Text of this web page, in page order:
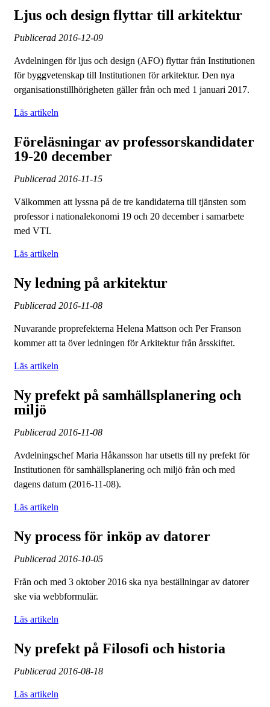
Ljus och design flyttar till arkitektur
Publicerad 2016-12-09
Avdelningen för ljus och design (AFO) flyttar från Institutionen
för byggvetenskap till Institutionen för arkitektur. Den nya
organisationstillhörigheten gäller från och med 1 januari 2017.
Läs artikeln
Föreläsningar av professorskandidater
19-20 december
Publicerad 2016-11-15
Välkommen att lyssna på de tre kandidaterna till tjänsten som
professor i nationalekonomi 19 och 20 december i samarbete
med VTI.
Läs artikeln
Ny ledning på arkitektur
Publicerad 2016-11-08
Nuvarande proprefekterna Helena Mattson och Per Franson
kommer att ta över ledningen för Arkitektur från årsskiftet.
Läs artikeln
Ny prefekt på samhällsplanering och
miljö
Publicerad 2016-11-08
Avdelningschef Maria Håkansson har utsetts till ny prefekt för
Institutionen för samhällsplanering och miljö från och med
dagens datum (2016-11-08).
Läs artikeln
Ny process för inköp av datorer
Publicerad 2016-10-05
Från och med 3 oktober 2016 ska nya beställningar av datorer
ske via webbformulär.
Läs artikeln
Ny prefekt på Filosofi och historia
Publicerad 2016-08-18
Läs artikeln